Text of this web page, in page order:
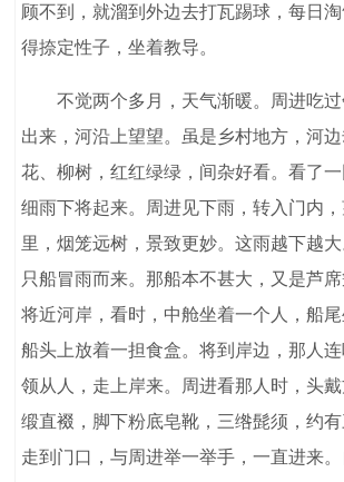
顾不到，就溜到外边去打瓦踢球，每日
得捺定性子，坐着教导。
不觉两个多月，天气渐暖。周进吃过
出来，河沿上望望。虽是乡村地方，河
花、柳树，红红绿绿，间杂好看。看了
细雨下将起来。周进见下雨，转入门内
里，烟笼远树，景致更妙。这雨越下越
只船冒雨而来。那船本不甚大，又是芦席
将近河岸，看时，中舱坐着一个人，船尾
船头上放着一担食盒。将到岸边，那人
领从人，走上岸来。周进看那人时，头
缎直裰，脚下粉底皂靴，三绺髭须，约有
走到门口，与周进举一举手，一直进来